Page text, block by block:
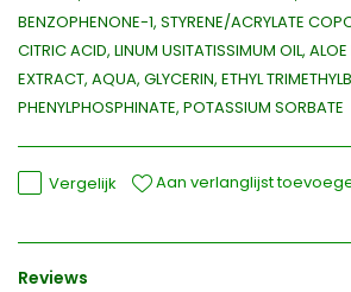
BENZOPHENONE-1, STYRENE/ACRYLATE
CITRIC ACID, LINUM USITATISSIMUM OIL,
EXTRACT, AQUA, GLYCERIN, ETHYL
PHENYLPHOSPHINATE, POTASSIUM SORBATE
Vergelijk Aan verlanglijst
Reviews